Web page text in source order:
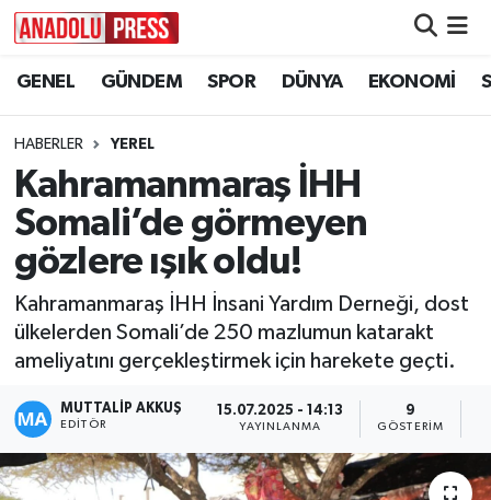
GENEL GÜNDEM SPOR DÜNYA EKONOMİ
HABERLER YEREL
Kahramanmaraş İHH
Somali’de görmeyen
gözlere ışık oldu!
Kahramanmaraş İHH İnsani Yardım Derneği, dost
ülkelerden Somali’de 250 mazlumun katarakt
ameliyatını gerçekleştirmek için harekete geçti.
MUTTALİP AKKUŞ
EDITÖR
15.07.2025 - 14:13
YAYINLANMA
9
GÖSTERIM
Nöbetçi Eczaneler
Hava Durumu
Namaz Vakitleri
Trafik Durumu
Süper Lig Puan Durumu ve Fikstür
Tüm Manşetler
Son Dakika Haberleri
Haber Arşivi